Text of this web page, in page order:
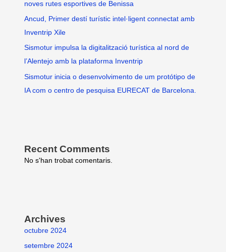
noves rutes esportives de Benissa
Ancud, Primer destí turístic intel·ligent connectat amb
Inventrip Xile
Sismotur impulsa la digitalització turística al nord de
l’Alentejo amb la plataforma Inventrip
Sismotur inicia o desenvolvimento de um protótipo de
IA com o centro de pesquisa EURECAT de Barcelona.
Recent Comments
No s'han trobat comentaris.
Archives
octubre 2024
setembre 2024